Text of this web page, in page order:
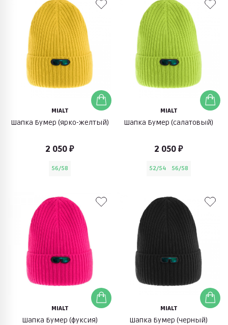
MIALT
Шапка Бумер (ярко-желтый)
2 050 ₽
56/58
MIALT
Шапка Бумер (салатовый)
2 050 ₽
52/54 56/58
MIALT
Шапка Бумер (фуксия)
MIALT
Шапка Бумер (черный)